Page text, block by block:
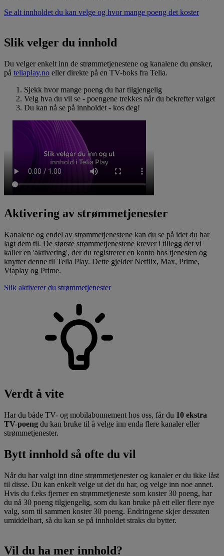
Se alt innholdet du kan velge og hvor mange poeng det koster
Slik velger du innhold
Du velger enkelt inn de strømmetjenestene og kanalene du ønsker,
på teliaplay.no eller direkte på en TV-boks fra Telia.
Sjekk hvor mange poeng du har tilgjengelig
Velg hva du vil se - poengene trekkes når du bekrefter valget
Du kan nå se på innholdet - kos deg!
Aktivering av strømmetjenester
Kanalene og endel av strømmetjenestene kan du se på idet du har
lagt dem til. De største strømmetjenestene krever i tillegg det vi
kaller en 'aktivering', der du registrerer en konto hos tjenesten og
knytter denne til Telia Play. Dette gjelder Netflix, Max, Prime,
Viaplay og Prime.
Slik aktiverer du strømmetjenester
Verdt å vite
Har du både TV- og mobilabonnement hos oss, får du 10 ekstra
TV-poeng du kan bruke til å velge inn enda flere kanaler eller
strømmetjenester.
Bytt innhold så ofte du vil
Når du har valgt inn dine strømmetjenester og kanaler er du ikke låst
til disse. Du kan enkelt velge ut det du har, og velge inn noe annet.
Hvis du f.eks fjerner en strømmetjeneste som koster 30 poeng, har
du nå 30 poeng tilgjengelig, som du kan bruke på ett eller flere nye
valg, som til sammen koster 30 poeng. Endringene skjer dessuten
umiddelbart, så du kan se på innholdet straks du bytter.
Vil du ha mer innhold?